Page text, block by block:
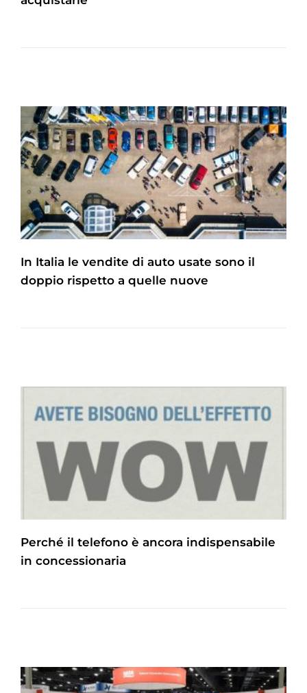
In Italia le vendite di auto usate sono il
doppio rispetto a quelle nuove
Perché il telefono è ancora indispensabile
in concessionaria